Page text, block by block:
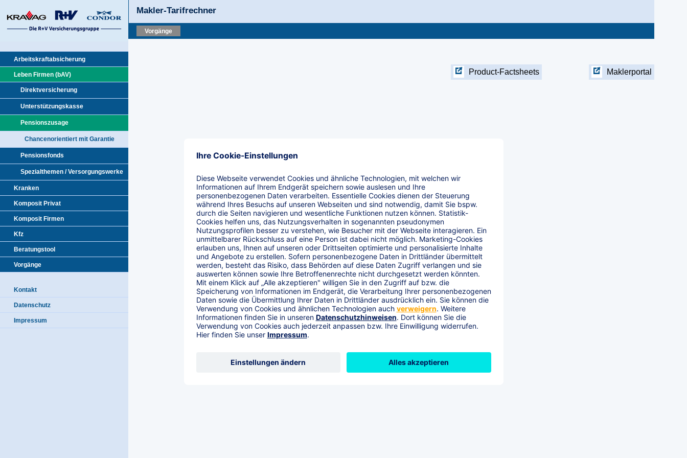
Makler-Tarifrechner
Vorgänge
Arbeitskraftabsicherung
Leben Firmen (bAV)
Direktversicherung
Unterstützungskasse
Pensionszusage
Chancenorientiert mit Garantie
Pensionsfonds
Spezialthemen / Versorgungswerke
Kranken
Komposit Privat
Komposit Firmen
Kfz
Beratungstool
Vorgänge
Kontakt
Datenschutz
Impressum
Product-Factsheets Maklerportal